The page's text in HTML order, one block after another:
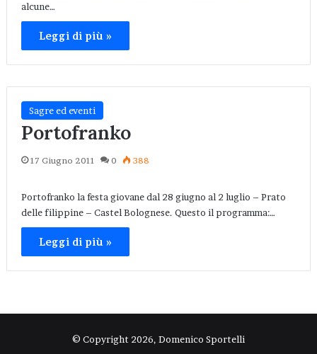
alcune…
Leggi di più »
Sagre ed eventi
Portofranko
17 Giugno 2011 0 388
Portofranko la festa giovane dal 28 giugno al 2 luglio – Prato
delle filippine – Castel Bolognese. Questo il programma:…
Leggi di più »
© Copyright 2026, Domenico Sportelli